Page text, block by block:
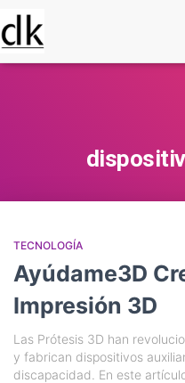
TECNOLOGÍA
Ayúdame3D
Impresión 3D
Las Prótesis 3D han
y fabrican dispositivos
discapacidad. En este